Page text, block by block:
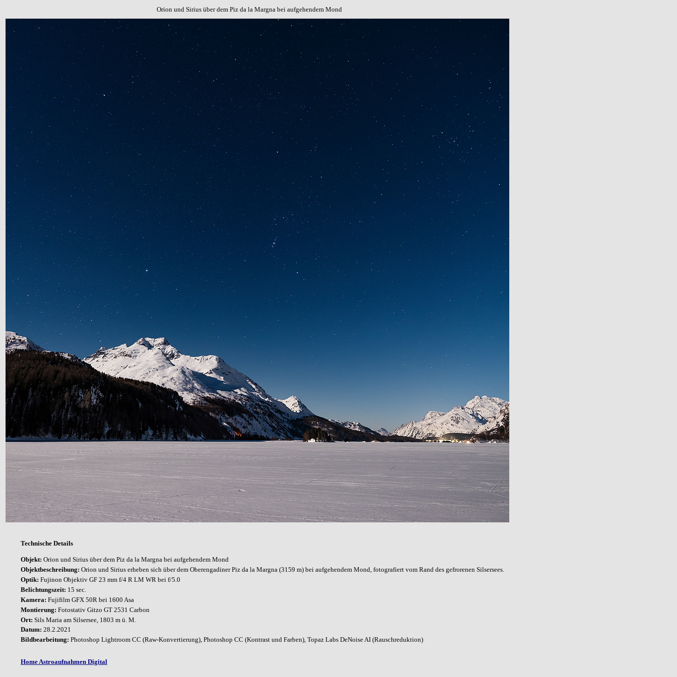
Orion und Sirius über dem Piz da la Margna bei aufgehendem Mond
Technische Details
Objekt: Orion und Sirius über dem Piz da la Margna bei aufgehendem Mond
Objektbeschreibung: Orion und Sirius erheben sich über dem Oberengadiner Piz da la Margna (3159 m) bei aufgehendem Mond, fotografiert vom Rand des gefrorenen Silsersees.
Optik: Fujinon Objektiv GF 23 mm f/4 R LM WR bei f/5.0
Belichtungszeit: 15 sec.
Kamera: Fujifilm GFX 50R bei 1600 Asa
Montierung: Fotostativ Gitzo GT 2531 Carbon
Ort: Sils Maria am Silsersee, 1803 m ü. M.
Datum: 28.2.2021
Bildbearbeitung: Photoshop Lightroom CC (Raw-Konvertierung), Photoshop CC (Kontrast und Farben), Topaz Labs DeNoise AI (Rauschreduktion)
Home Astroaufnahmen Digital